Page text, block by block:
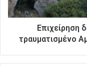
ι
ε
ν
Επιχείρηση
τραυματισμένο